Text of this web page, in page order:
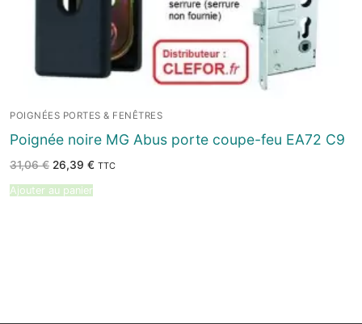
POIGNÉES PORTES & FENÊTRES
Poignée noire MG Abus porte coupe-feu EA72 C9
31,06€ Le
prix
initial
était :
26,39 €Le
TTC
Ajouter au panier